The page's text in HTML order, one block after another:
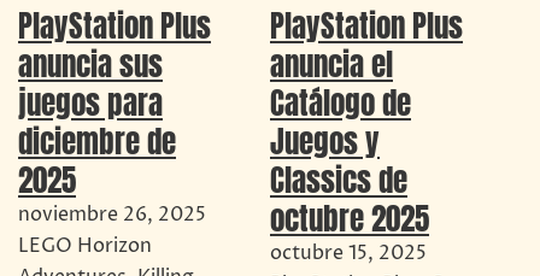
PlayStation Plus
anuncia sus
juegos para
diciembre de
2025
noviembre 26, 2025
LEGO Horizon
PlayStation Plus
anuncia el
Catálogo de
Juegos y
Classics de
octubre 2025
octubre 15, 2025